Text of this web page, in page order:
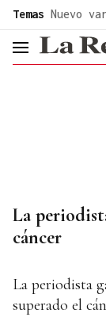
Temas Nuevo
La
cáncer
La periodista
superado el